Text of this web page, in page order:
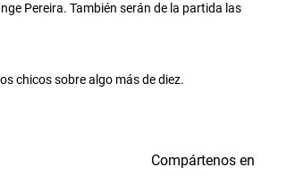
Pereira. También serán de la partida las
chicos sobre algo más de diez.
Compártenos en